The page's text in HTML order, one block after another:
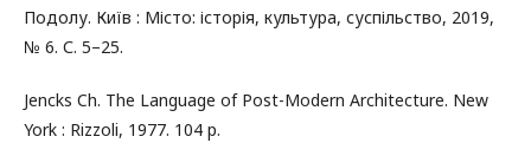
Подолу. Київ : Місто: історія, культура, суспільство, 2019,
№ 6. С. 5–25.
Jencks Ch. The Language of Post-Modern Architecture. New
York : Rizzoli, 1977. 104 p.